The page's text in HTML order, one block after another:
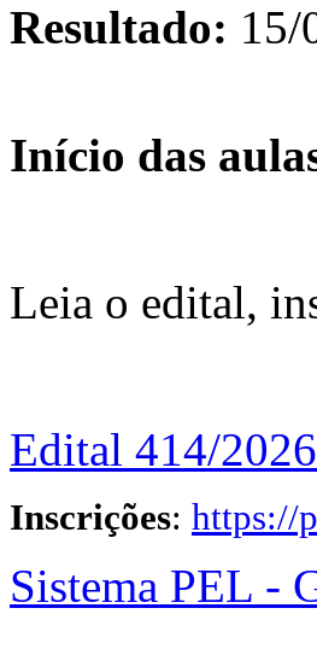
Resultado: 15/
Início das
Leia o edital,
Edital 414/
Inscrições: https://
Sistema PEL -